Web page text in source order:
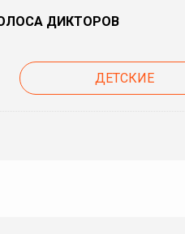
ДИКТОРОВ
ДЕТСКИЕ